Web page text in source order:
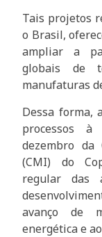
Tais projetos
o Brasil,
ampliar a
globais de
manufaturas
Dessa forma,
processos
dezembro da
(CMI) do
regular das
avanço de
energética e